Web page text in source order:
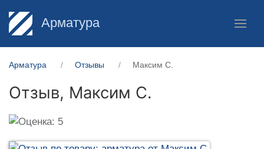
Арматура
Арматура Отзывы Максим С.
Отзыв, Максим С.